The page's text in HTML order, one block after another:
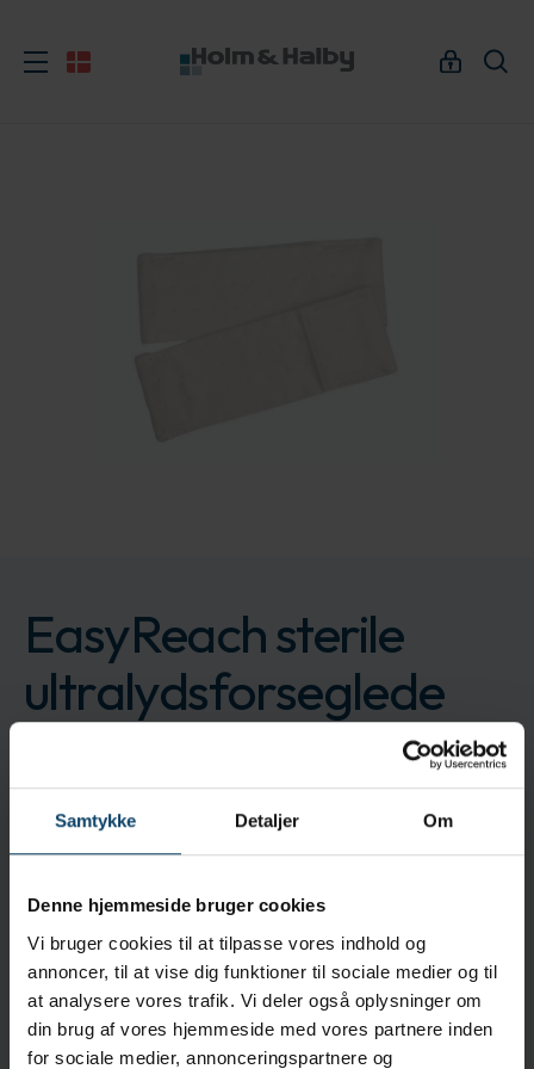
Samtykke Detaljer Om
Denne hjemmeside bruger cookies
Vi bruger cookies til at tilpasse vores indhold og
annoncer, til at vise dig funktioner til sociale medier og til
at analysere vores trafik. Vi deler også oplysninger om
din brug af vores hjemmeside med vores partnere inden
for sociale medier, annonceringspartnere og
EasyReach sterile
ultralydsforseglede
rengørings pads af
polyester
Polyester-rengørings pads efterlader ingen
Mærke:EasyReach
CONMEQT0022
Produktet leveres i 1 kasser á 25 poser á 4 stk.
Log ind for at bestille